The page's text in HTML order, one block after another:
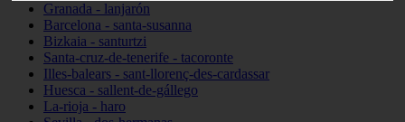
Granada - lanjarón
Barcelona - santa-susanna
Bizkaia - santurtzi
Santa-cruz-de-tenerife - tacoronte
Illes-balears - sant-llorenç-des-cardassar
Huesca - sallent-de-gállego
La-rioja - haro